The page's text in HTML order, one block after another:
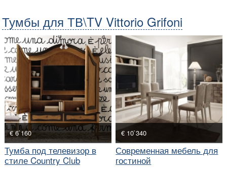
Тумбы для ТВ\TV Vittorio Grifoni
€ 6`160
Тумба под телевизор в
стиле Country Club
€ 10`340
Современная мебель для
гостиной